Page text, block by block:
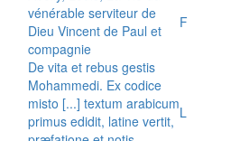
vénérable serviteur de
Dieu Vincent de Paul et
compagnie
F
De vita et rebus gestis
Mohammedi. Ex codice
misto [...] textum arabicum
primus edidit, latine vertit, L